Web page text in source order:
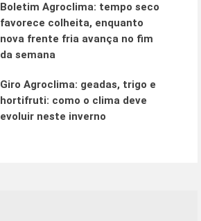
Boletim Agroclima: tempo seco
favorece colheita, enquanto
nova frente fria avança no fim
da semana
Giro Agroclima: geadas, trigo e
hortifruti: como o clima deve
evoluir neste inverno